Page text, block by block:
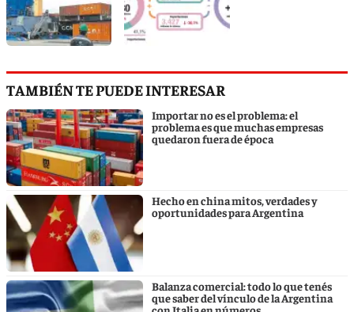
TAMBIÉN TE PUEDE INTERESAR
Importar no es el problema: el
problema es que muchas empresas
quedaron fuera de época
Hecho en china mitos, verdades y
oportunidades para Argentina
Balanza comercial: todo lo que tenés
que saber del vínculo de la Argentina